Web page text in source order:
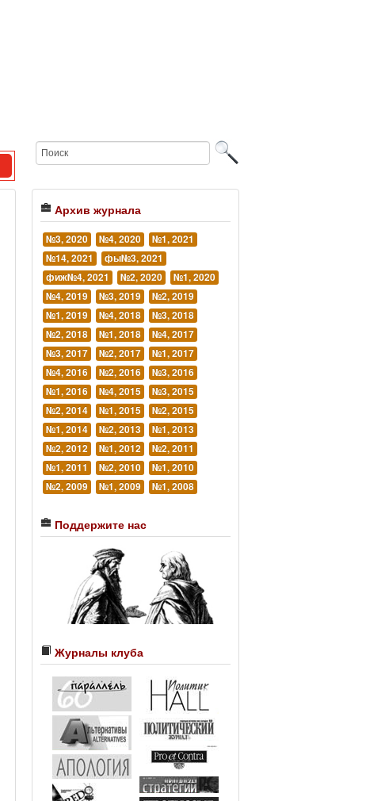
Архив журнала
№3, 2020 №4, 2020
№1, 2021
№14, 2021
фы№3, 2021
фиж№4, 2021
№2, 2020
№1, 2020
№4, 2019
№3, 2019
№2, 2019
№1, 2019
№4, 2018
№3, 2018
№2, 2018
№1, 2018
№4, 2017
№3, 2017
№2, 2017
№1, 2017
№4, 2016
№2, 2016
№3, 2016
№1, 2016
№4, 2015
№3, 2015
№2, 2014
№1, 2015
№2, 2015
№1, 2014
№2, 2013
№1, 2013
№2, 2012
№1, 2012
№2, 2011
№1, 2011
№2, 2010
№1, 2010
№2, 2009
№1, 2009 №1, 2008
Поддержите нас
Журналы клуба